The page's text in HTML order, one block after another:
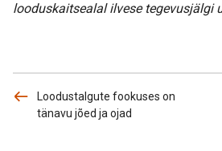
looduskaitsealal ilvese tegevusjälgi
Loodustalgute fookuses on
tänavu jõed ja ojad